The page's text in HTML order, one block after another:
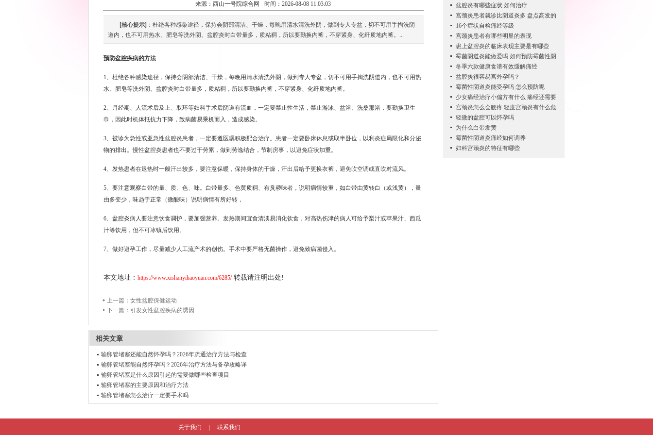
来源：西山一号院综合网 时间：2026-08-08 11:03:03
[核心提示] ：杜绝各种感染途径，保持会阴部清洁、干燥，每晚用清水清洗外阴，做到专人专盆，切不可用手掏洗阴
道内，也不可用热水、肥皂等洗外阴。盆腔炎时白带量多，质粘稠，所以要勤换内裤，不穿紧身、化纤质地内裤。...
预防盆腔疾病的方法
1、杜绝各种感染途径，保持会阴部清洁、干燥，每晚用清水清洗外阴，做到专人专盆，切不可用手掏洗阴道内，也不可用热
水、肥皂等洗外阴。盆腔炎时白带量多，质粘稠，所以要勤换内裤，不穿紧身、化纤质地内裤。
2、月经期、人流术后及上、取环等妇科手术后阴道有流血，一定要禁止性生活，禁止游泳、盆浴、洗桑那浴，要勤换卫生
巾，因此时机体抵抗力下降，致病菌易乘机而入，造成感染。
3、被诊为急性或亚急性盆腔炎患者，一定要遵医嘱积极配合治疗。患者一定要卧床休息或取半卧位，以利炎症局限化和分泌
物的排出。慢性盆腔炎患者也不要过于劳累，做到劳逸结合，节制房事，以避免症状加重。
4、发热患者在退热时一般汗出较多，要注意保暖，保持身体的干燥，汗出后给予更换衣裤，避免吹空调或直吹对流风。
5、要注意观察白带的量、质、色、味。白带量多、色黄质稠、有臭秽味者，说明病情较重，如白带由黄转白（或浅黄），量
由多变少，味趋于正常（微酸味）说明病情有所好转，
6、盆腔炎病人要注意饮食调护，要加强营养。发热期间宜食清淡易消化饮食，对高热伤津的病人可给予梨汁或苹果汁、西瓜
汁等饮用，但不可冰镇后饮用。
7、做好避孕工作，尽量减少人工流产术的创伤。手术中要严格无菌操作，避免致病菌侵入。
本文地址： https://www.xishanyihaoyuan.com/6285/转载请注明出处!
上一篇： 女性盆腔保健运动
下一篇： 引发女性盆腔疾病的诱因
相关文章
输卵管堵塞还能自然怀孕吗？2026年疏通治疗方法与检查
输卵管堵塞能自然怀孕吗？2026年治疗方法与备孕攻略详
输卵管堵塞是什么原因引起的需要做哪些检查项目
输卵管堵塞的主要原因和治疗方法
输卵管堵塞怎么治疗一定要手术吗
盆腔炎有哪些症状 如何治疗
宫颈炎患者就诊比阴道炎多 盘点高发的
16个症状自检痛经等级
宫颈炎患者有哪些明显的表现
患上盆腔炎的临床表现主要是有哪些
霉菌阴道炎能做爱吗 如何预防霉菌性阴
冬季六款健康食谱有效缓解痛经
盆腔炎很容易宫外孕吗？
霉菌性阴道炎能受孕吗 怎么预防呢
少女痛经治疗小偏方有什么 痛经还需要
宫颈炎怎么会腰疼 轻度宫颈炎有什么危
轻微的盆腔可以怀孕吗
为什么白带发黄
霉菌性阴道炎痛经如何调养
妇科宫颈炎的特征有哪些
关于我们 联系我们